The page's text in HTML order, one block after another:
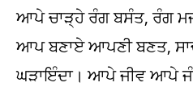
ਆਪੇ ਚਾੜ੍ਹੇ ਰੰਗ ਬਸੰਤ, ਰੰਗ
ਆਪ ਬਣਾਏ ਆਪਣੀ ਬਣਤ,
ਘੜਾਇੰਦਾ। ਆਪੇ ਜੀਵ ਆਪੇ